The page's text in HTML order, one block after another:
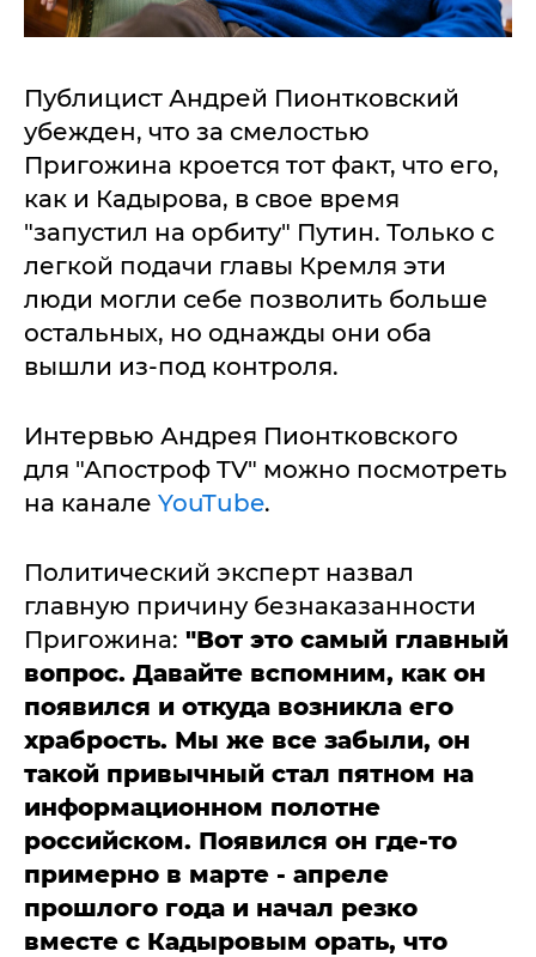
Публицист Андрей Пионтковский
убежден, что за смелостью
Пригожина кроется тот факт, что его,
как и Кадырова, в свое время
"запустил на орбиту" Путин. Только с
легкой подачи главы Кремля эти
люди могли себе позволить больше
остальных, но однажды они оба
вышли из-под контроля.
Интервью Андрея Пионтковского
для "Апостроф TV" можно посмотреть
на канале YouTube.
Политический эксперт назвал
главную причину безнаказанности
Пригожина: "Вот это самый главный
вопрос. Давайте вспомним, как он
появился и откуда возникла его
храбрость. Мы же все забыли, он
такой привычный стал пятном на
информационном полотне
российском. Появился он где-то
примерно в марте - апреле
прошлого года и начал резко
вместе с Кадыровым орать, что